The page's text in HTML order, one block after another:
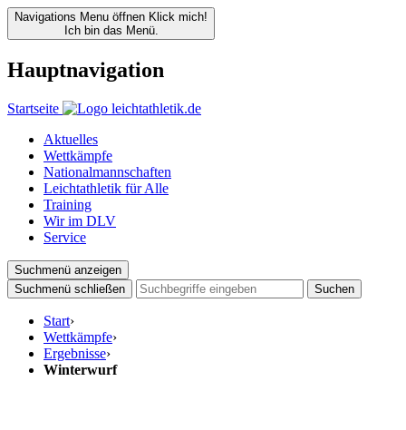
Navigations Menu öffnen Klick mich!
Ich bin das Menü.
Hauptnavigation
Startseite
Aktuelles
Wettkämpfe
Nationalmannschaften
Leichtathletik für Alle
Training
Wir im DLV
Service
Suchmenü anzeigen
Suchmenü schließen
Suchen
Start›
Wettkämpfe›
Ergebnisse›
Winterwurf